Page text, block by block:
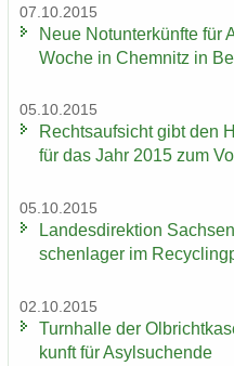
07.10.2015
Neue Not­un­ter­künf­te für
Woche in Chem­nitz in
05.10.2015
Rechts­auf­sicht gibt den
für das Jahr 2015 zum
05.10.2015
Lan­des­di­rek­ti­on
schen­la­ger im
02.10.2015
Turn­hal­le der
kunft für Asyl­su­chen­de